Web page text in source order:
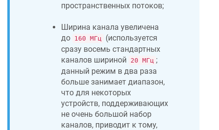
пространственных потоков;
Ширина канала увеличена
до 160 МГц
(используется
сразу восемь стандартных
каналов шириной
20 МГц ;
данный режим в два раза
больше занимает диапазон,
что для некоторых
устройств, поддерживающих
не очень большой набор
каналов, приводит к тому,